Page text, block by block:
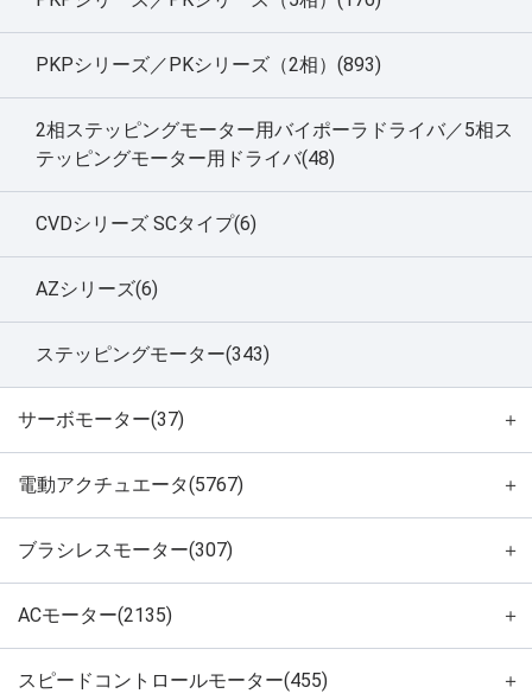
PKPシリーズ／PKシリーズ（2相）(893)
2相ステッピングモーター用バイポーラドライバ／5相ス
テッピングモーター用ドライバ(48)
CVDシリーズ SCタイプ(6)
AZシリーズ(6)
ステッピングモーター(343)
サーボモーター(37) ＋
電動アクチュエータ(5767) ＋
ブラシレスモーター(307) ＋
ACモーター(2135) ＋
スピードコントロールモーター(455) ＋